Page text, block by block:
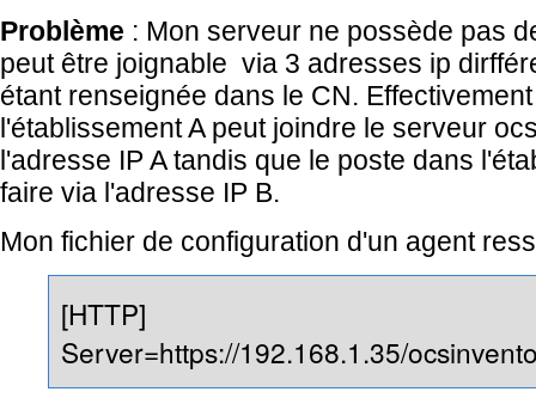
Problème : Mon serveur ne possède pas
peut être joignable via 3 adresses ip
étant renseignée dans le CN.
l'établissement A peut joindre le serveur
l'adresse IP A tandis que le poste dans
faire via l'adresse IP B.
Mon fichier de configuration d'un agent
[HTTP]
Server=https://192.168.1.35/